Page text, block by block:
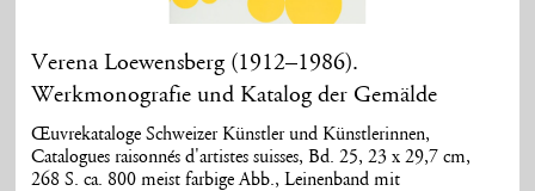
Verena Loewensberg (1912–1986).
Werkmonografie und Katalog der Gemälde
Œuvrekataloge Schweizer Künstler und Künstlerinnen,
Catalogues raisonnés d'artistes suisses, Bd. 25, 23 x 29,7 cm,
268 S. ca. 800 meist farbige Abb., Leinenband mit